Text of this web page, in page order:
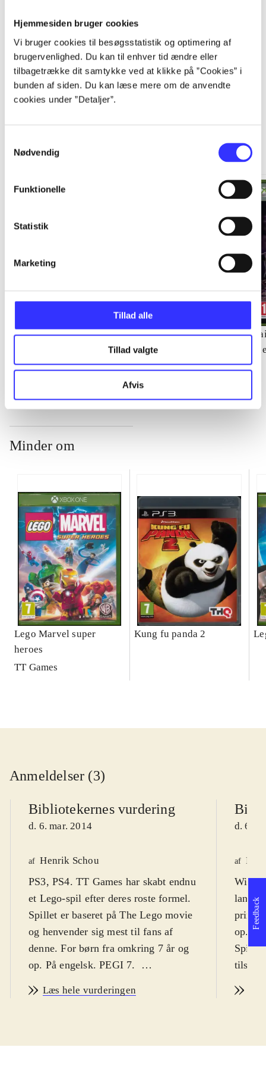
Hjemmesiden bruger cookies
Vi bruger cookies til besøgsstatistik og optimering af
brugervenlighed. Du kan til enhver tid ændre eller
tilbagetrække dit samtykke ved at klikke på ”Cookies” i
bunden af siden. Du kan læse mere om de anvendte
cookies under ”Detaljer”.
Nødvendig
Funktionelle
Statistik
Marketing
Tillad alle
Tillad valgte
Afvis
...
Gå til serien
Soul Calibur IV
Metro 2033
Minder om
Lego Marvel super
heroes
TT Games
Kung fu panda 2
Anmeldelser (3)
Bibliotekernes vurdering
d. 6. mar. 2014
af Henrik Schou
PS3, PS4. TT Games har skabt endnu
et Lego-spil efter deres roste formel.
Spillet er baseret på The Lego movie
og henvender sig mest til fans af
denne. For børn fra omkring 7 år og
op. På engelsk. PEGI 7.
spillet arbejdsmanden Emmet
ødelægge hele Lego-verdenen. Spillet
Læs hele vurderingen
d. 6.
af
Wii U.
lange
op.
Spillet
tilsat
den
han
Feedback